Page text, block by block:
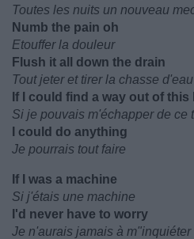
Toutes les nuits un nouveau
Numb the pain oh
Etouffer la douleur
Flush it all down the drain
Tout jeter et tirer la chasse d'eau
If I could find a way out of this
Si je pouvais m'échapper de ce
I could do anything
Je pourrais tout faire
If I was a machine
Si j'étais une machine
I'd never have to worry
Je n'aurais jamais à m"inquiéter